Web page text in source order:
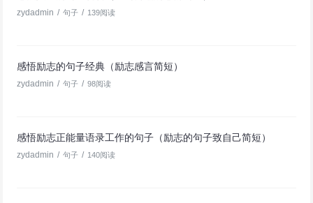
zydadmin / 句子 / 139阅读
感悟励志的句子经典（励志感言简短）
zydadmin / 句子 / 98阅读
感悟励志正能量语录工作的句子（励志的句子致自己简短）
zydadmin / 句子 / 140阅读